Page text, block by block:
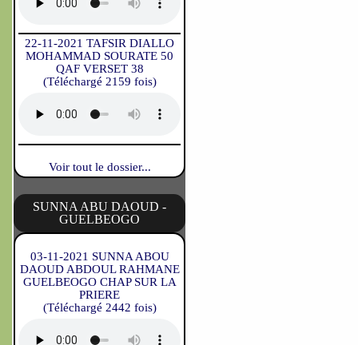
22-11-2021 TAFSIR DIALLO
MOHAMMAD SOURATE 50
QAF VERSET 38
(Téléchargé 2159 fois)
Voir tout le dossier...
SUNNA ABU DAOUD -
GUELBEOGO
03-11-2021 SUNNA ABOU
DAOUD ABDOUL RAHMANE
GUELBEOGO CHAP SUR LA
PRIERE
(Téléchargé 2442 fois)